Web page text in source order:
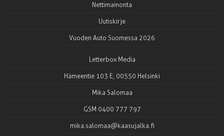
Nettimainonta
Uutiskirje
Vuoden Auto Suomessa 2026
Letterbox Media
Hämeentie 103 E, 00550 Helsinki
Mika Salomaa
GSM 0400 777 797
mika.salomaa@kaasujalka.fi